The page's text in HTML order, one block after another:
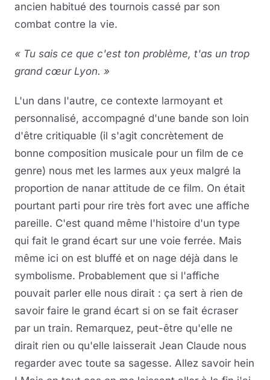
ancien habitué des tournois cassé par son
combat contre la vie.
« Tu sais ce que c'est ton problème, t'as un trop
grand cœur Lyon. »
L'un dans l'autre, ce contexte larmoyant et
personnalisé, accompagné d'une bande son loin
d'être critiquable (il s'agit concrètement de
bonne composition musicale pour un film de ce
genre) nous met les larmes aux yeux malgré la
proportion de nanar attitude de ce film. On était
pourtant parti pour rire très fort avec une affiche
pareille. C'est quand même l'histoire d'un type
qui fait le grand écart sur une voie ferrée. Mais
même ici on est bluffé et on nage déjà dans le
symbolisme. Probablement que si l'affiche
pouvait parler elle nous dirait : ça sert à rien de
savoir faire le grand écart si on se fait écraser
par un train. Remarquez, peut-être qu'elle ne
dirait rien ou qu'elle laisserait Jean Claude nous
regarder avec toute sa sagesse. Allez savoir hein